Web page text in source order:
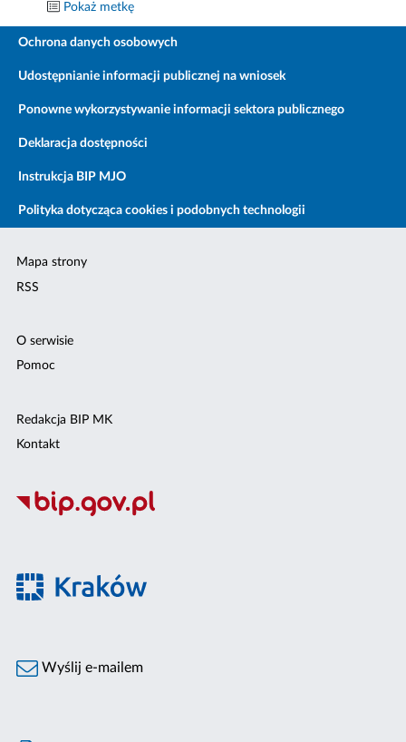
Pokaż metkę
Ochrona danych osobowych
Udostępnianie informacji publicznej na wniosek
Ponowne wykorzystywanie informacji sektora publicznego
Deklaracja dostępności
Instrukcja BIP MJO
Polityka dotycząca cookies i podobnych technologii
Mapa strony
RSS
O serwisie
Pomoc
Redakcja BIP MK
Kontakt
Wyślij e-mailem